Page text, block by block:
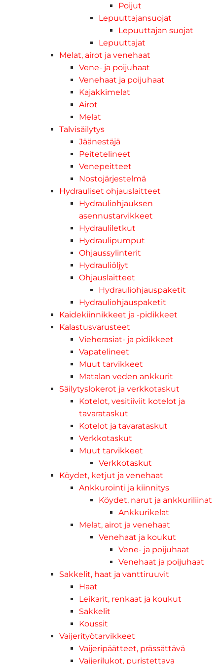
Poijut
Lepuuttajansuojat
Lepuuttajan suojat
Lepuuttajat
Melat, airot ja venehaat
Vene- ja poijuhaat
Venehaat ja poijuhaat
Kajakkimelat
Airot
Melat
Talvisäilytys
Jäänestäjä
Peitetelineet
Venepeitteet
Nostojärjestelmä
Hydrauliset ohjauslaitteet
Hydrauliohjauksen
asennustarvikkeet
Hydrauliletkut
Hydraulipumput
Ohjaussylinterit
Hydrauliöljyt
Ohjauslaitteet
Hydrauliohjauspaketit
Hydrauliohjauspaketit
Kaidekiinnikkeet ja -pidikkeet
Kalastusvarusteet
Vieherasiat- ja pidikkeet
Vapatelineet
Muut tarvikkeet
Matalan veden ankkurit
Säilytyslokerot ja verkkotaskut
Kotelot, vesitiiviit kotelot ja
tavarataskut
Kotelot ja tavarataskut
Verkkotaskut
Muut tarvikkeet
Verkkotaskut
Köydet, ketjut ja venehaat
Ankkurointi ja kiinnitys
Köydet, narut ja ankkuriliinat
Ankkurikelat
Melat, airot ja venehaat
Venehaat ja koukut
Vene- ja poijuhaat
Venehaat ja poijuhaat
Sakkelit, haat ja vanttiruuvit
Haat
Leikarit, renkaat ja koukut
Sakkelit
Koussit
Vaijerityötarvikkeet
Vaijeripäätteet, prässättävä
Vaijerilukot, puristettava